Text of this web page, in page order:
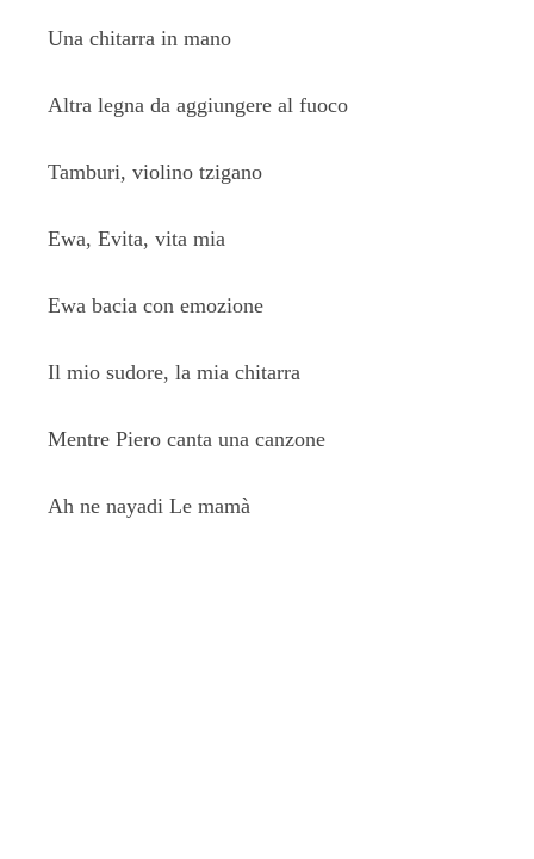
Una chitarra in mano
Altra legna da aggiungere al fuoco
Tamburi, violino tzigano
Ewa, Evita, vita mia
Ewa bacia con emozione
Il mio sudore, la mia chitarra
Mentre Piero canta una canzone
Ah ne nayadi Le mamà